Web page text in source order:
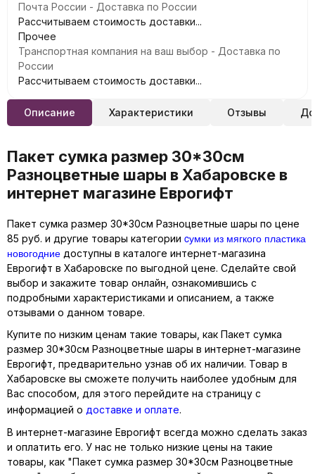
Почта России - Доставка по России
Рассчитываем стоимость доставки...
Прочее
Транспортная компания на ваш выбор - Доставка по
России
Рассчитываем стоимость доставки...
Описание Характеристики Отзывы
Пакет сумка размер 30*30см
Разноцветные шары в Хабаровске в
интернет магазине Еврогифт
Пакет сумка размер 30*30см Разноцветные шары по цене
85 руб. и другие товары категории cумки из мягкого пластика
новогодние доступны в каталоге интернет-магазина
Еврогифт в Хабаровске по выгодной цене. Сделайте свой
выбор и закажите товар онлайн, ознакомившись с
подробными характеристиками и описанием, а также
отзывами о данном товаре.
Купите по низким ценам такие товары, как Пакет сумка
размер 30*30см Разноцветные шары в интернет-магазине
Еврогифт, предварительно узнав об их наличии. Товар в
Хабаровске вы сможете получить наиболее удобным для
Вас способом, для этого перейдите на страницу с
информацией о доставке и оплате.
В интернет-магазине Еврогифт всегда можно сделать заказ
и оплатить его. У нас не только низкие цены на такие
товары, как "Пакет сумка размер 30*30см Разноцветные